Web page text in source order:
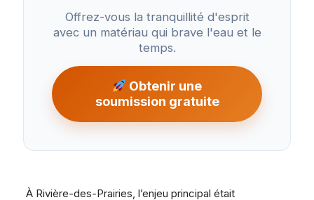
Offrez-vous la tranquillité d'esprit
avec un matériau qui brave l'eau et le
temps.
Obtenir une
soumission gratuite
À Rivière-des-Prairies, l’enjeu principal était